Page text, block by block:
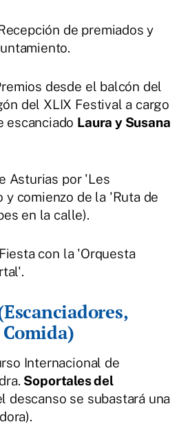
de premiados y
desde el balcón del
del XLIX Festival a cargo
escanciado Laura y Susana
Asturias por 'Les
y comienzo de la 'Ruta de
en la calle).
con la 'Orquesta
Internacional de
Soportales del
descanso se subastará una